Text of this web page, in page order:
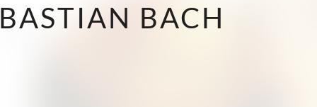
BACH